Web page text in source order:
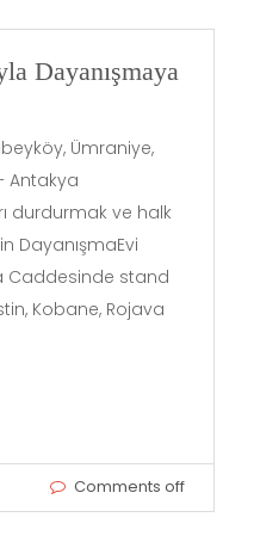
Dayanışmaya
Ümraniye,
Antakya
durdurmak ve halk
DayanışmaEvi
Caddesinde stand
Kobane, Rojava
Comments off